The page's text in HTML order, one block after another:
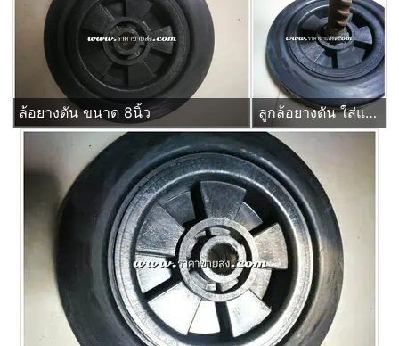
ล้อยางตัน ขนาด 8นิ้ว ลูกล้อยางตัน ใส่แกนเพลา หกหุน